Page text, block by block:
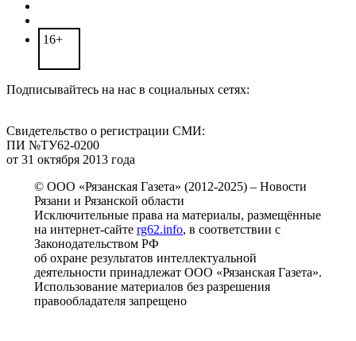
16+
Подписывайтесь на нас в социальных сетях:
Свидетельство о регистрации СМИ:
ПИ №ТУ62-0200
от 31 октября 2013 года
© ООО «Рязанская Газета» (2012-2025) – Новости
Рязани и Рязанской области
Исключительные права на материалы, размещённые
на интернет-сайте rg62.info, в соответствии с
Законодательством РФ
об охране результатов интеллектуальной
деятельности принадлежат ООО «Рязанская Газета».
Использование материалов без разрешения
правообладателя запрещено